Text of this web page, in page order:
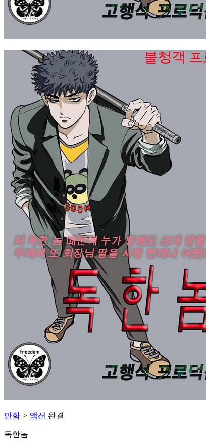
만화 > 액션 완결
독한놈